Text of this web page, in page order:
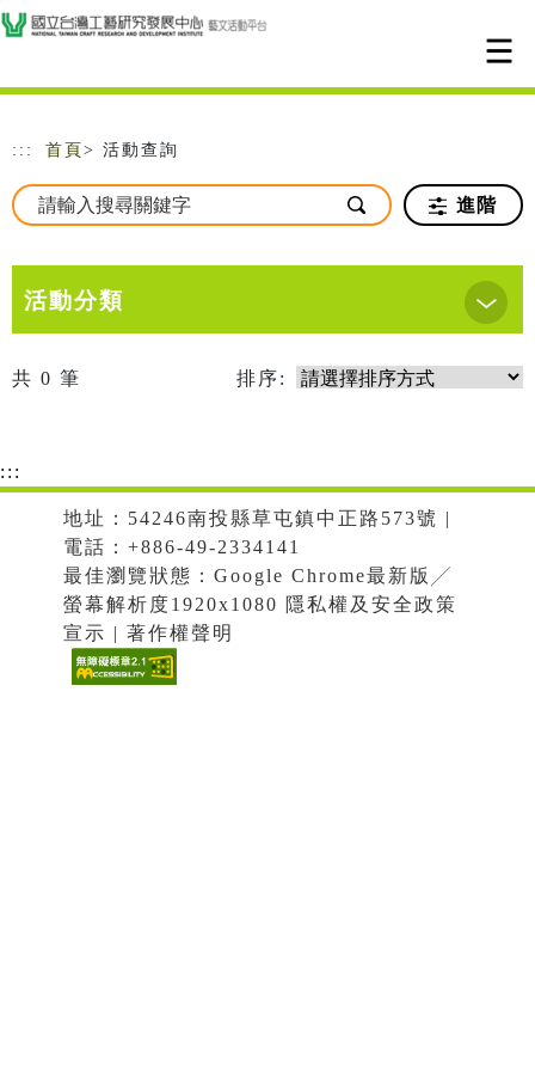
跳到主要內容
網站導覽
::: 首頁 > 活動查詢
進階
活動分類
共 0 筆 排序:
:::
地址：54246南投縣草屯鎮中正路573號 |
電話：+886-49-2334141
最佳瀏覽狀態：Google Chrome最新版╱
螢幕解析度1920x1080 隱私權及安全政策
宣示 | 著作權聲明